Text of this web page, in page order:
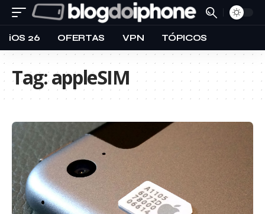
iOS 26 OFERTAS VPN TÓPICOS
Tag:appleSIM